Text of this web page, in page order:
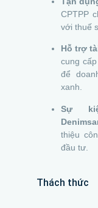
CPTPP
với thuế
Hỗ trợ
cung
để
xanh.
Sự
thiệu
đầu tư.
Thách thức